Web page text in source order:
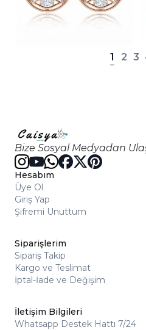
1 2 3
Bize Sosyal Medyadan
Hesabım
Üye Ol
Giriş Yap
Şifremi Unuttum
Siparişlerim
Sipariş Takip
Kargo ve Teslimat
İptal-İade ve Değişim
İletişim Bilgileri
Whatsapp Destek Hattı 7/24